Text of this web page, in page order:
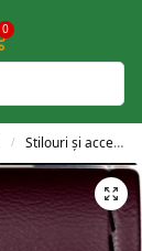
0
/ Stilouri și accesorii